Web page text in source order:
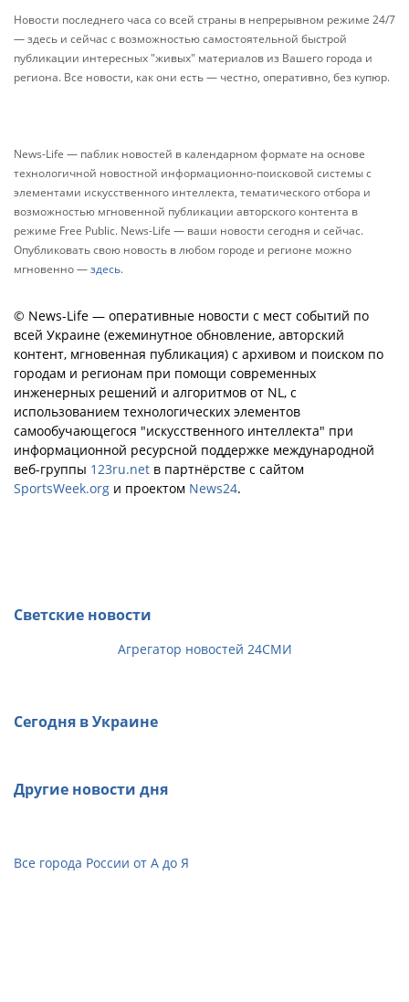
Новости последнего часа со всей страны в непрерывном режиме 24/7
— здесь и сейчас с возможностью самостоятельной быстрой
публикации интересных "живых" материалов из Вашего города и
региона. Все новости, как они есть — честно, оперативно, без купюр.
News-Life — паблик новостей в календарном формате на основе
технологичной новостной информационно-поисковой системы с
элементами искусственного интеллекта, тематического отбора и
возможностью мгновенной публикации авторского контента в
режиме Free Public. News-Life — ваши новости сегодня и сейчас.
Опубликовать свою новость в любом городе и регионе можно
мгновенно —здесь.
© News-Life — оперативные новости с мест событий по
всей Украине (ежеминутное обновление, авторский
контент, мгновенная публикация) с архивом и поиском по
городам и регионам при помощи современных
инженерных решений и алгоритмов от NL, с
использованием технологических элементов
самообучающегося "искусственного интеллекта" при
информационной ресурсной поддержке международной
веб-группы 123ru.net в партнёрстве с сайтом
SportsWeek.org и проектом News24.
Светские новости
Агрегатор новостей 24СМИ
Сегодня в Украине
Другие новости дня
Все города России от А до Я